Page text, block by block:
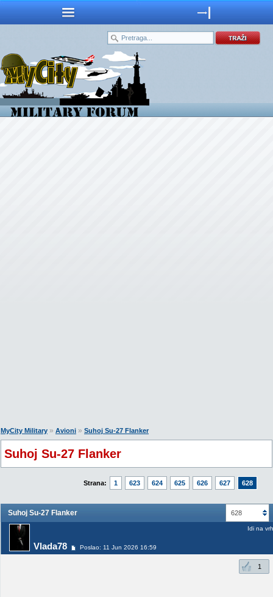
MyCity Military » Avioni » Suhoj Su-27 Flanker
Suhoj Su-27 Flanker
Strana: 1 623 624 625 626 627 628
628
Suhoj Su-27 Flanker
Vlada78 Poslao: 11 Jun 2026 16:59
Idi na vrh
1